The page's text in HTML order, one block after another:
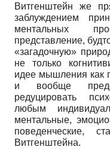
Витгенштейн же
заблуждением
ментальных
представление,
«загадочную»
не только
идее мышления как
и вообще
редуцировать
любым
ментальные,
поведенческие,
Витгенштейна.